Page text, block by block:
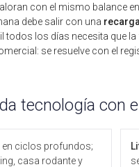
con el mismo balance
debe salir con una
los días necesita que
se resuelve con el
tecnología con
en ciclos profundos;
casa rodante y